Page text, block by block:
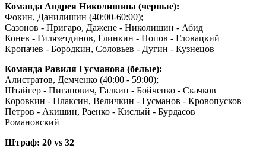
Команда Андрея Николишина (черные):
Фокин, Данилишин (40:00-60:00);
Сазонов - Пригаро, Дажене - Николишин - Абид
Конев - Гилязетдинов, Глинкин - Попов - Гловацкий
Кропачев - Бородкин, Соловьев - Дугин - Кузнецов
Команда Равиля Гусманова (белые):
Алистратов, Демченко (40:00 - 59:00);
Штайгер - Пиганович, Галкин - Бойченко - Скачков
Коровкин - Плаксин, Величкин - Гусманов - Кровопусков
Петров - Акишин, Раенко - Кислый - Бурдасов
Романовский
Штраф: 20 vs 32